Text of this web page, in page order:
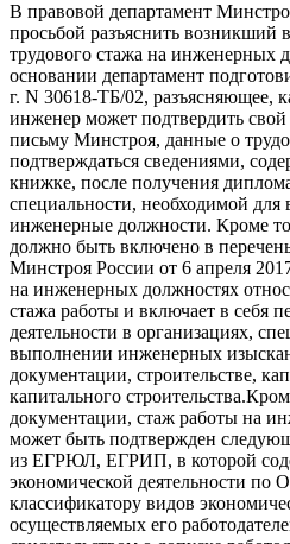
В правовой департамент
просьбой разъяснить возникший
трудового стажа на инженерных
основании департамент
г. N 30618-ТБ/02, разъясняющее,
инженер может подтвердить
письму Минстроя, данные о
подтверждаться сведениями,
книжке, после получения
специальности, необходимой для
инженерные должности. Кроме
должно быть включено в
Минстроя России от 6 апреля
на инженерных должностях
стажа работы и включает в себя
деятельности в организациях,
выполнении инженерных
документации, строительстве,
капитального
документации, стаж работы на
может быть подтвержден
из ЕГРЮЛ, ЕГРИП, в которой
экономической деятельности по
классификатору видов
осуществляемых его